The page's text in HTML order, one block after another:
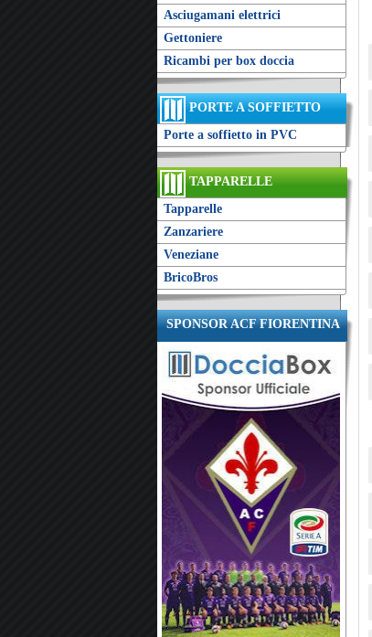
Asciugamani elettrici
Gettoniere
Ricambi per box doccia
PORTE A SOFFIETTO
Porte a soffietto in PVC
TAPPARELLE
Tapparelle
Zanzariere
Veneziane
BricoBros
SPONSOR ACF FIORENTINA